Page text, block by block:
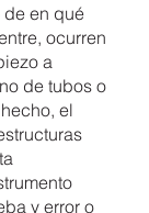
de en qué
ocurren
a
de tubos o
el
y error o